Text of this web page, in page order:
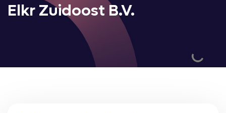
Elkr Zuidoost B.V.